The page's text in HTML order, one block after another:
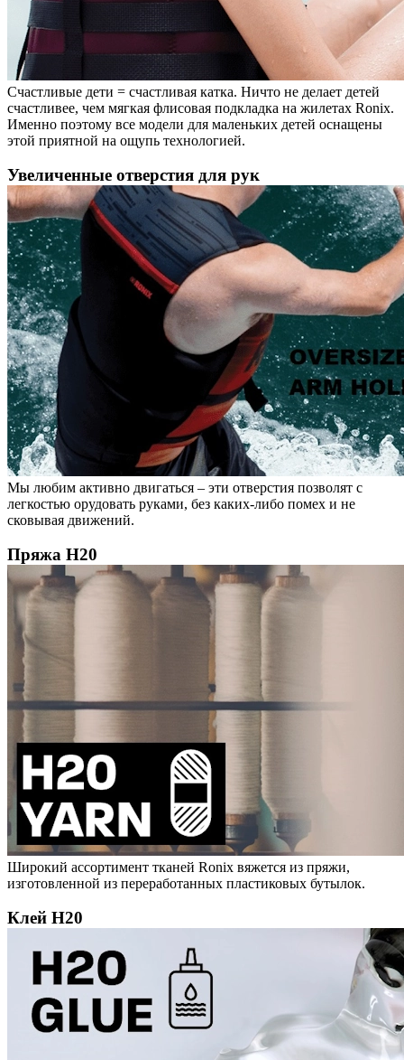
Счастливые дети = счастливая катка. Ничто не делает детей
счастливее, чем мягкая флисовая подкладка на жилетах Ronix.
Именно поэтому все модели для маленьких детей оснащены
этой приятной на ощупь технологией.
Увеличенные отверстия для рук
Мы любим активно двигаться – эти отверстия позволят с
легкостью орудовать руками, без каких-либо помех и не
сковывая движений.
Пряжа H20
Широкий ассортимент тканей Ronix вяжется из пряжи,
изготовленной из переработанных пластиковых бутылок.
Клей H20